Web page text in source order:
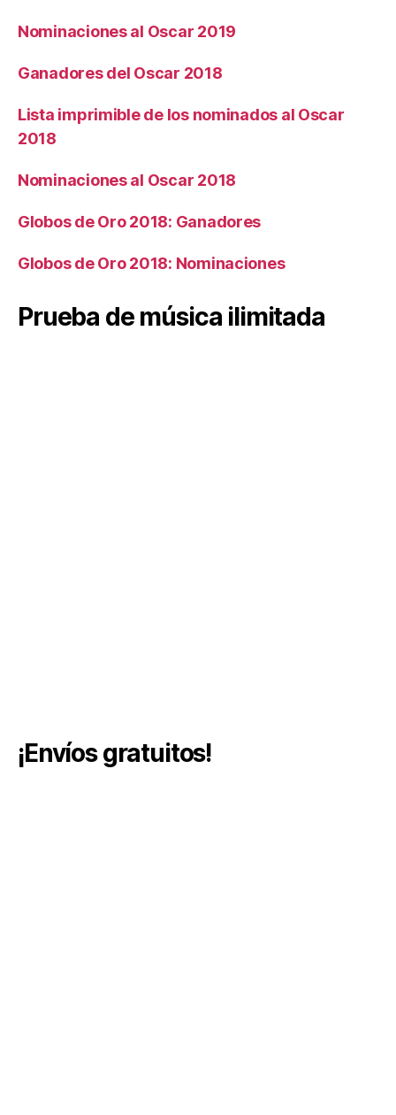
Nominaciones al Oscar 2019
Ganadores del Oscar 2018
Lista imprimible de los nominados al Oscar
2018
Nominaciones al Oscar 2018
Globos de Oro 2018: Ganadores
Globos de Oro 2018: Nominaciones
Prueba de música ilimitada
¡Envíos gratuitos!